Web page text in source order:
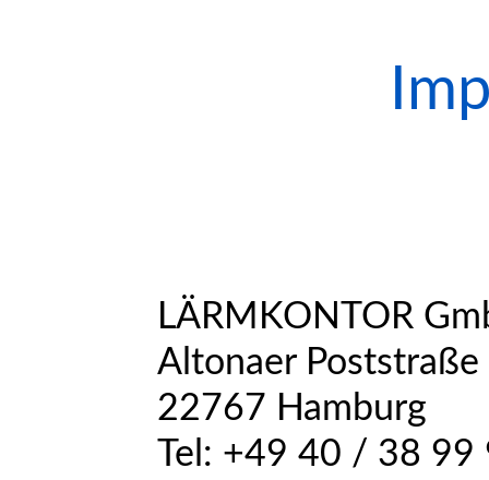
LÄRMKONTOR
Altonaer
22767 Hamburg
Tel: +49 40 / 38 99